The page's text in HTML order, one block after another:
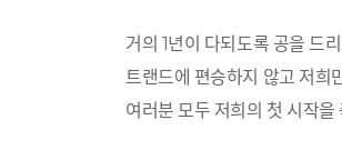
거의 1년이 다되도록 공을 드
트랜드에 편승하지 않고 저희
여러분 모두 저희의 첫 시작을